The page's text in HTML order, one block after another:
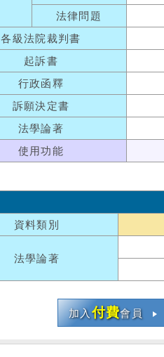
法律問題
各級法院裁判書
起訴書
行政函釋
訴願決定書
法學論著
使用功能
資料類別
法學論著
加入付費會員